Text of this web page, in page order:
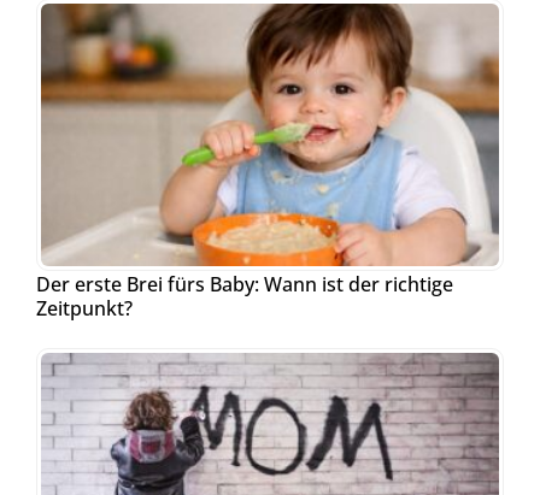
Der erste Brei fürs Baby: Wann ist der richtige
Zeitpunkt?